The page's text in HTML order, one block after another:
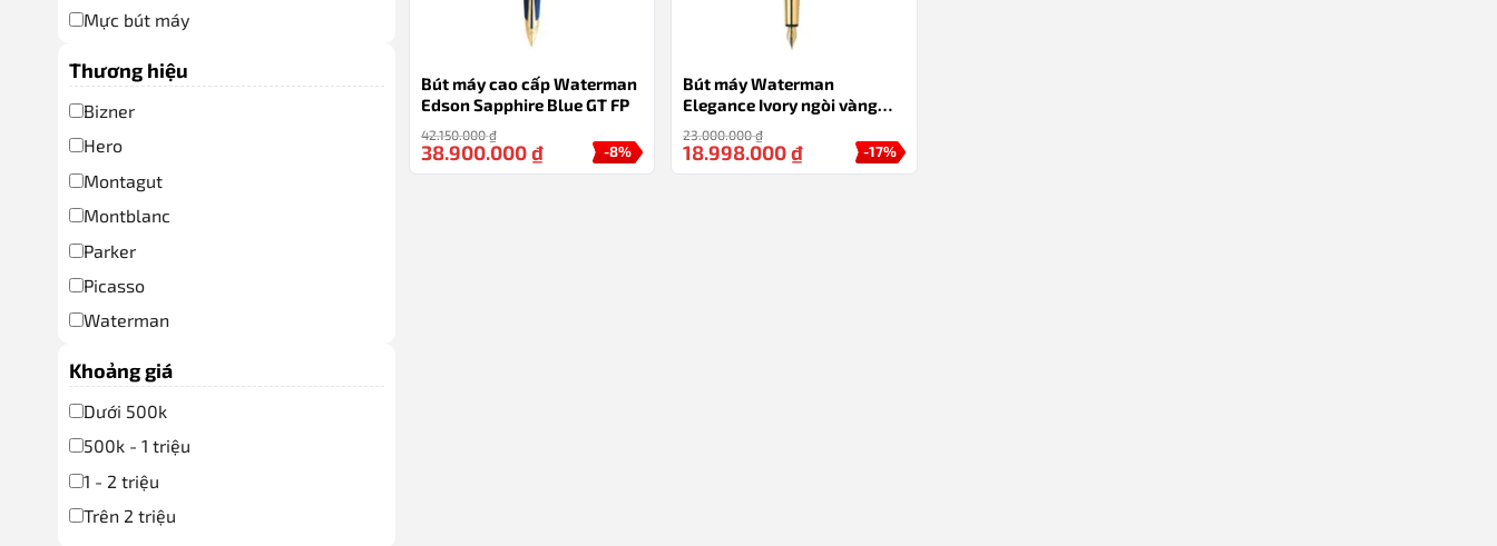
Mực bút máy
Nhôm nguyên khối
Ống đựng bút
Pha Lê K9
Thương hiệu
Bizner
Hero
Montagut
Montblanc
Parker
Picasso
Waterman
Khoảng giá
Dưới 500k
500k - 1 triệu
1 - 2 triệu
Trên 2 triệu
Bút máy cao cấp Waterman
Edson Sapphire Blue GT FP
42.150.000₫
-8%
38.900.000₫
Bút máy Waterman
Elegance Ivory ngòi vàng
18k, cài mạ vàng 23k
23.000.000₫
-17%
18.998.000₫